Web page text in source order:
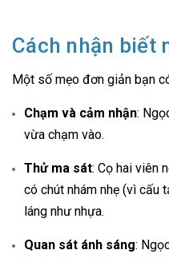
Cách nhận biết
Một số mẹo đơn giản bạn
Chạm và cảm nhận:
vừa chạm vào.
Thử ma sát: Cọ hai viên
có chút nhám nhẹ (vì cấu
láng như nhựa.
Quan sát ánh sáng: